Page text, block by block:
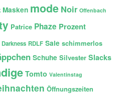
Masken mode Noir Offenbach
Patrice Phaze Prozent
RDLF Sale schimmerlos
Schuhe Silvester Slacks
Tomto Valentinstag
Öffnungszeiten